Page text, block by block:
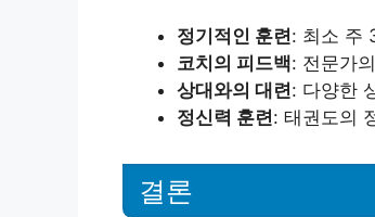
정기적인 훈련: 최소 주
코치의 피드백: 전문가
상대와의 대련: 다양한
정신력 훈련: 태권도의
결론